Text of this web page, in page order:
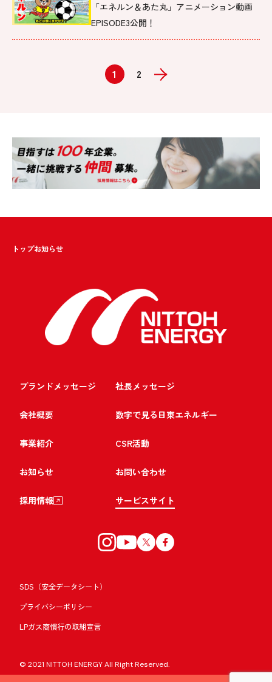
「エネルン＆あた丸」アニメーション動画
EPISODE3公開！
1 2
トップお知らせ
ブランドメッセージ 社長メッセージ
会社概要 数字で見る日東エネルギー
事業紹介 CSR活動
お知らせ お問い合わせ
採用情報 サービスサイト
© 2021 NITTOH ENERGY All Right Reserved.
SDS（安全データシート）
プライバシーポリシー
LPガス商慣行の取組宣言